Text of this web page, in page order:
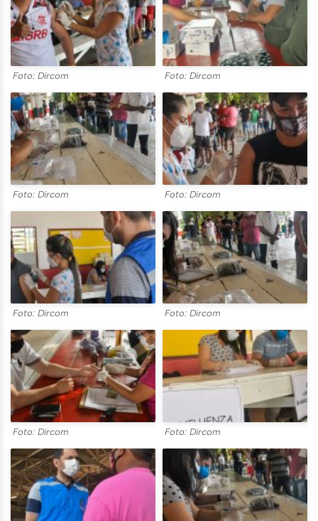
Foto: Dircom Foto: Dircom
Foto: Dircom Foto: Dircom
Foto: Dircom Foto: Dircom
Foto: Dircom Foto: Dircom